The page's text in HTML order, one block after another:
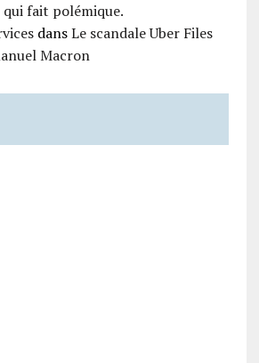
qui fait polémique.
dansLe scandale Uber Files
Macron